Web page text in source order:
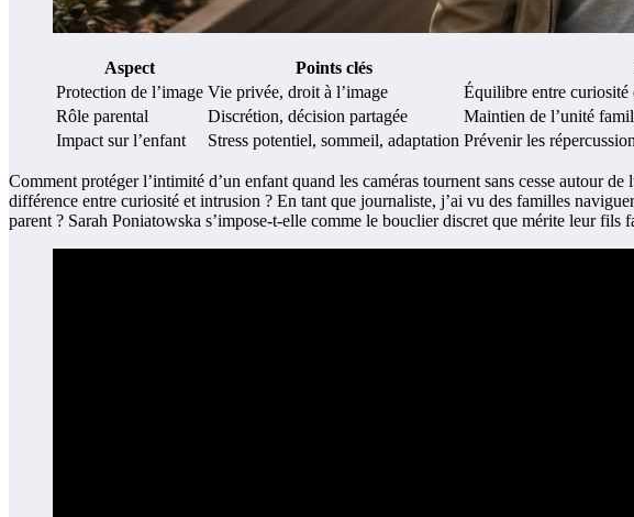
Aspect Points clés
Protection de l’image Vie privée, droit à l’image
Équilibre entre curiosité
Rôle parental
Discrétion, décision partagée
Maintien de l’unité
Impact sur l’enfant
Stress potentiel, sommeil, adaptation Prévenir les
Comment protéger l’intimité d’un enfant quand les caméras tournent sans cesse autour
différence entre curiosité et intrusion ? En tant que journaliste, j’ai vu des familles
parent ? Sarah Poniatowska s’impose-t-elle comme le bouclier discret que mérite leur fils